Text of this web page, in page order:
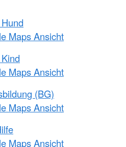
Maps Ansicht
Maps Ansicht
(BG)
Maps Ansicht
Maps Ansicht